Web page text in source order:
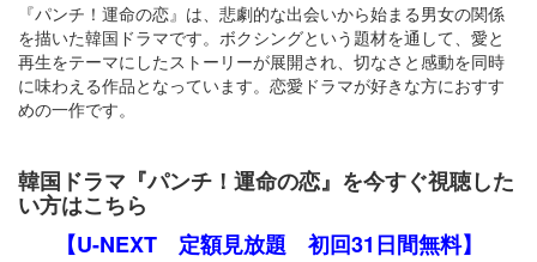
『パンチ！運命の恋』は、悲劇的な出会いから始まる男女の関係
を描いた韓国ドラマです。ボクシングという題材を通して、愛と
再生をテーマにしたストーリーが展開され、切なさと感動を同時
に味わえる作品となっています。恋愛ドラマが好きな方におすす
めの一作です。
韓国ドラマ『パンチ！運命の恋』を今すぐ視聴した
い方はこちら
【U-NEXT 定額見放題 初回31日間無料】